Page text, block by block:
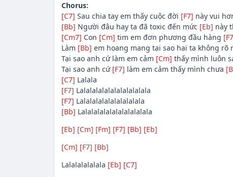
Chorus:
[C7] Sau chia tay em thấy cuộc đời [F7] này vui
[Bb] Người đâu hay ta đã toxic đến mức [Eb] này
[Cm7] Con [Cm] tim em đơn phương đầu hàng
Làm [Bb] em hoang mang tại sao hai ta không rõ
Tại sao anh cứ làm em cảm [Cm] thấy mình luôn
Tại sao anh cứ [F7] làm em cảm thấy mình chưa
[C7] Lalala
[F7] Lalalalalalalalalalalala
[F7] Lalalalalalalalalalala
[Bb] Lalalalalalalalalalalala
[Eb] [Cm] [Fm] [F7] [Bb] [Eb]
[Cm] [F7] [Bb]
Lalalalalalala [Eb] [C7]